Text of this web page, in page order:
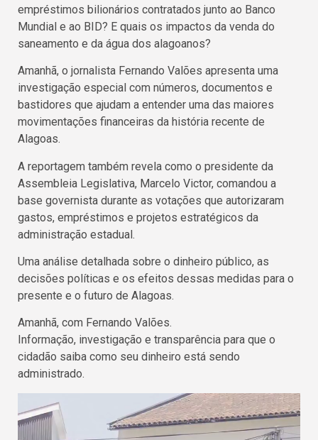
empréstimos bilionários contratados junto ao Banco
Mundial e ao BID? E quais os impactos da venda do
saneamento e da água dos alagoanos?
Amanhã, o jornalista Fernando Valões apresenta uma
investigação especial com números, documentos e
bastidores que ajudam a entender uma das maiores
movimentações financeiras da história recente de
Alagoas.
A reportagem também revela como o presidente da
Assembleia Legislativa, Marcelo Victor, comandou a
base governista durante as votações que autorizaram
gastos, empréstimos e projetos estratégicos da
administração estadual.
Uma análise detalhada sobre o dinheiro público, as
decisões políticas e os efeitos dessas medidas para o
presente e o futuro de Alagoas.
Amanhã, com Fernando Valões.
Informação, investigação e transparência para que o
cidadão saiba como seu dinheiro está sendo
administrado.
Reprodutor
de
vídeo